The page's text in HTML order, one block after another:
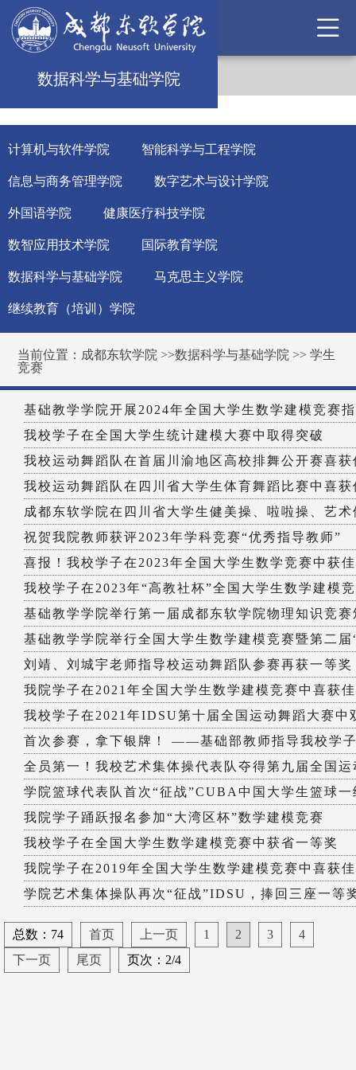
数据科学与基础学院
计算机与软件学院 智能科学与工程学院
信息与商务管理学院 数字艺术与设计学院
外国语学院 健康医疗科技学院
数智应用技术学院 国际教育学院
数据科学与基础学院 马克思主义学院
继续教育（培训）学院
当前位置： 成都东软学院 >>数据科学与基础学院 >>学生
竞赛
基础教学学院开展2024年全国大学生数学建模竞赛
我校学子在全国大学生统计建模大赛中取得突破
我校运动舞蹈队在首届川渝地区高校排舞公开赛喜获
我校运动舞蹈队在四川省大学生体育舞蹈比赛中喜获
成都东软学院在四川省大学生健美操、啦啦操、艺
祝贺我院教师获评2023年学科竞赛“优秀指导教师”
喜报！我校学子在2023年全国大学生数学竞赛中获
我校学子在2023年“高教社杯”全国大学生数学建模
基础教学学院举行第一届成都东软学院物理知识竞
基础教学学院举行全国大学生数学建模竞赛暨第二
刘靖、刘城宇老师指导校运动舞蹈队参赛再获一等奖
我院学子在2021年全国大学生数学建模竞赛中喜获
我校学子在2021年IDSU第十届全国运动舞蹈大赛中
首次参赛，拿下银牌！ ——基础部教师指导我校学
全员第一！我校艺术集体操代表队夺得第九届全国
学院篮球代表队首次“征战”CUBA中国大学生篮球
我院学子踊跃报名参加“大湾区杯”数学建模竞赛
我校学子在全国大学生数学建模竞赛中获省一等奖
我院学子在2019年全国大学生数学建模竞赛中喜获
学院艺术集体操队再次“征战”IDSU，捧回三座一等
总数：74 首页 上一页 1 2 3
4
下一页
尾页 页次：2/4